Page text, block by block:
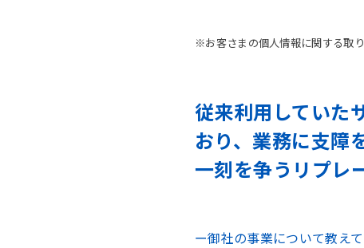
※お客さまの個人情報に関する取
従来利用していた
おり、業務に支障
一刻を争うリプレ
ー御社の事業について教えて